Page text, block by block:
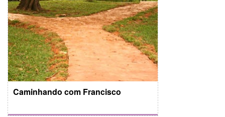
Caminhando com Francisco